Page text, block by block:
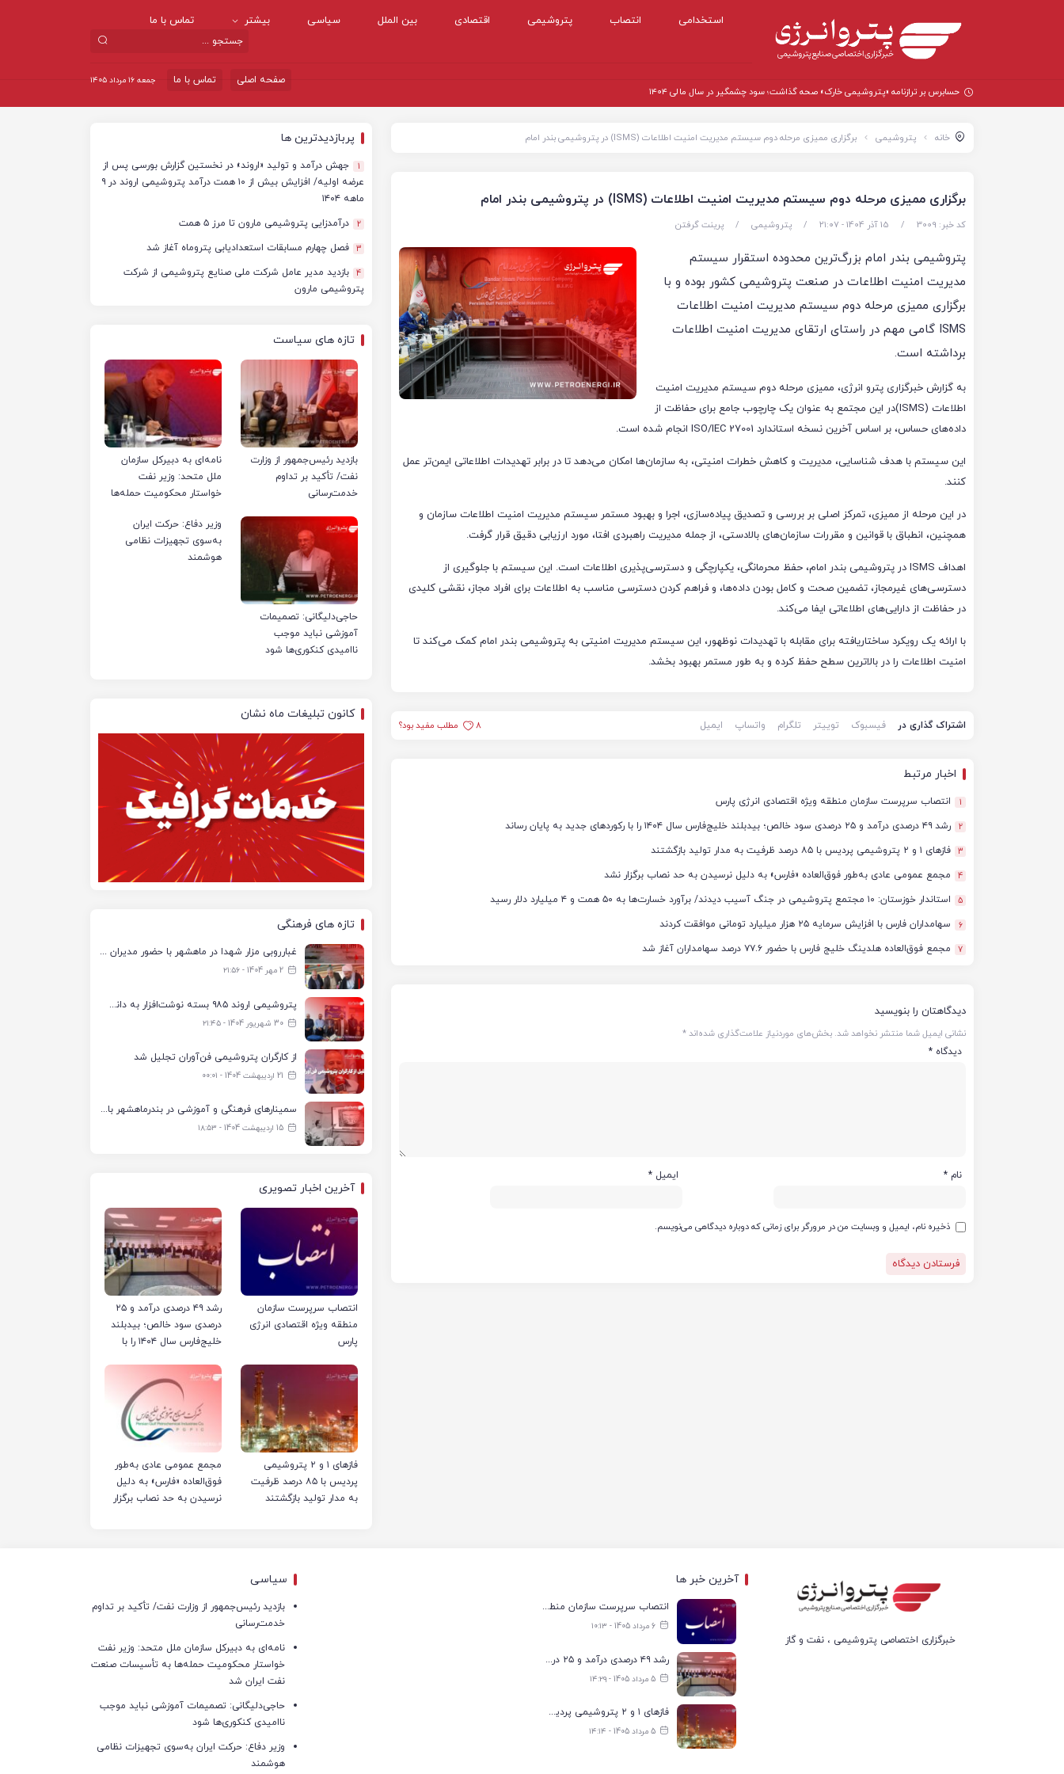
استخدامی انتصاب پتروشیمی اقتصادی بین الملل سیاسی بیشتر تماس با ما
جمعه ۱۶ مرداد ۱۴۰۵ تماس با ما
صفحه اصلی
حسابرس بر ترازنامه «پتروشیمی خارک» صحه گذاشت؛ سود چشمگیر در سال مالی ۱۴۰۴
خانه پتروشیمی برگزاری ممیزی مرحله دوم سیستم مدیریت امنیت اطلاعات (ISMS) در پتروشیمی بندر امام
برگزاری ممیزی مرحله دوم سیستم مدیریت امنیت اطلاعات (ISMS) در پتروشیمی بندر امام
کد خبر: 3009 / 15 آذر 1404 - ۲۱:۰۷ / پتروشیمی / پرینت گرفتن
پتروشیمی بندر امام بزرگ‌ترین محدوده استقرار سیستم
مدیریت امنیت اطلاعات در صنعت پتروشیمی کشور بوده و با
برگزاری ممیزی مرحله دوم سیستم مدیریت امنیت اطلاعات
ISMS گامی مهم در راستای ارتقای مدیریت امنیت اطلاعات
برداشته است.
به گزارش خبرگزاری پترو انرژی، ممیزی مرحله دوم سیستم مدیریت امنیت
اطلاعات (ISMS)در این مجتمع به عنوان یک چارچوب جامع برای حفاظت از
داده‌های حساس، بر اساس آخرین نسخه استاندارد ISO/IEC 27001 انجام شده است.
این سیستم با هدف شناسایی، مدیریت و کاهش خطرات امنیتی، به سازمان‌ها امکان می‌دهد تا در برابر تهدیدات اطلاعاتی ایمن‌تر عمل
کنند.
در این مرحله از ممیزی، تمرکز اصلی بر بررسی و تصدیق پیاده‌سازی، اجرا و بهبود مستمر سیستم مدیریت امنیت اطلاعات سازمان و
همچنین، انطباق با قوانین و مقررات سازمان‌های بالادستی، از جمله مدیریت راهبردی افتا، مورد ارزیابی دقیق قرار گرفت.
اهداف ISMS در پتروشیمی بندر امام، حفظ محرمانگی، یکپارچگی و دسترسی‌پذیری اطلاعات است. این سیستم با جلوگیری از
دسترسی‌های غیرمجاز، تضمین صحت و کامل بودن داده‌ها، و فراهم کردن دسترسی مناسب به اطلاعات برای افراد مجاز، نقشی کلیدی
در حفاظت از دارایی‌های اطلاعاتی ایفا می‌کند.
با ارائه یک رویکرد ساختاریافته برای مقابله با تهدیدات نوظهور، این سیستم مدیریت امنیتی به پتروشیمی بندر امام کمک می‌کند تا
امنیت اطلاعات را در بالاترین سطح حفظ کرده و به طور مستمر بهبود بخشد.
اشتراک گذاری در فیسبوک توییتر تلگرام واتساپ ایمیل 8 مطلب مفید بود؟
اخبار مرتبط
1 انتصاب سرپرست سازمان منطقه ویژه اقتصادی انرژی پارس
2 رشد ۴۹ درصدی درآمد و ۲۵ درصدی سود خالص؛ بیدبلند خلیج‌فارس سال ۱۴۰۴ را با رکوردهای جدید به پایان رساند
3 فازهای ۱ و ۲ پتروشیمی پردیس با ۸۵ درصد ظرفیت به مدار تولید بازگشتند
4 مجمع عمومی عادی به‌طور فوق‌العاده «فارس» به دلیل نرسیدن به حد نصاب برگزار نشد
5 استاندار خوزستان: ۱۰ مجتمع پتروشیمی در جنگ آسیب دیدند/ برآورد خسارت‌ها به ۵۰ همت و ۴ میلیارد دلار رسید
6 سهامداران فارس با افزایش سرمایه ۲۵ هزار میلیارد تومانی موافقت کردند
7 مجمع فوق‌العاده هلدینگ خلیج فارس با حضور ۷۷.۶ درصد سهامداران آغاز شد
دیدگاهتان را بنویسید
نشانی ایمیل شما منتشر نخواهد شد. بخش‌های موردنیاز علامت‌گذاری شده‌اند*
دیدگاه *
نام * ایمیل *
ذخیره نام، ایمیل و وبسایت من در مرورگر برای زمانی که دوباره دیدگاهی می‌نویسم.
پربازدیدترین ها
1
جهش درآمد و تولید «اروند» در نخستین گزارش بورسی پس از
عرضه اولیه/ افزایش بیش از ۱۰ همت درآمد پتروشیمی اروند در ۹
ماهه ۱۴۰۴
2 درآمدزایی پتروشیمی مارون تا مرز ۵ همت
3 فصل چهارم مسابقات استعدادیابی پتروماه آغاز شد
4 بازدید مدیر عامل شرکت ملی صنایع پتروشیمی از شرکت
پتروشیمی مارون
تازه های سیاست
بازدید رئیس‌جمهور از وزارت
نفت/ تأکید بر تداوم
خدمت‌رسانی
نامه‌ای به دبیرکل سازمان
ملل متحد: وزیر نفت
خواستار محکومیت حمله‌ها
ایران شد
حاجی‌دلیگانی: تصمیمات
آموزشی نباید موجب
ناامیدی کنکوری‌ها شود
وزیر دفاع: حرکت ایران
به‌سوی تجهیزات نظامی
هوشمند
کانون تبلیغات ماه نشان
تازه های فرهنگی
غبارروبی مزار شهدا در ماهشهر با حضور مدیران پتروشیمی اروند و مسئولان شهری
2 مهر 1404 - ۲۱:۵۶
پتروشیمی اروند ۹۸۵ بسته نوشت‌افزار به دانش‌آموزان تحت پوشش کمیته امداد بندرماهشهر اهدا کرد
30 شهریور 1404 - ۲۱:۴۵
از کارگران پتروشیمی فن‌آوران تجلیل شد
21 اردیبهشت 1404 - ۰۰:۰۱
سمینارهای فرهنگی و آموزشی در بندرماهشهر با همکاری فرهنگ‌سرای پتروشیمی مارون
15 اردیبهشت 1404 - ۱۸:۵۳
آخرین اخبار تصویری
انتصاب سرپرست سازمان
منطقه ویژه اقتصادی انرژی
پارس
رشد ۴۹ درصدی درآمد و ۲۵
درصدی سود خالص؛ بیدبلند
خلیج‌فارس سال ۱۴۰۴ را با
رساند
فازهای ۱ و ۲ پتروشیمی
پردیس با ۸۵ درصد ظرفیت
به مدار تولید بازگشتند
مجمع عمومی عادی به‌طور
فوق‌العاده «فارس» به دلیل
نرسیدن به حد نصاب برگزار
خبرگزاری اختصاصی پتروشیمی ، نفت و گاز
آخرین خبر ها
انتصاب سرپرست سازمان منطقه ویژه اقتصادی انرژی پارس
6 مرداد 1405 - ۱۰:۱۳
رشد ۴۹ درصدی درآمد و ۲۵ درصدی سود خالص؛ بیدبلند خلیج‌فارس سال ۱۴۰۴ را با رکوردهای جدید به پایان رساند
5 مرداد 1405 - ۱۴:۲۹
فازهای ۱ و ۲ پتروشیمی پردیس با ۸۵ درصد ظرفیت به مدار تولید بازگشتند
5 مرداد 1405 - ۱۴:۱۴
سیاسی
بازدید رئیس‌جمهور از وزارت نفت/ تأکید بر تداوم
خدمت‌رسانی
نامه‌ای به دبیرکل سازمان ملل متحد: وزیر نفت
خواستار محکومیت حمله‌ها به تأسیسات صنعت
نفت ایران شد
حاجی‌دلیگانی: تصمیمات آموزشی نباید موجب
ناامیدی کنکوری‌ها شود
وزیر دفاع: حرکت ایران به‌سوی تجهیزات نظامی
هوشمند